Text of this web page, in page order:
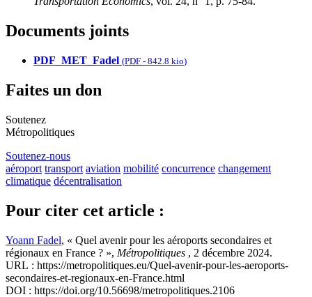
Documents joints
PDF_MET_Fadel (PDF - 842.8 kio)
Faites un don
Soutenez
Métropolitiques
Soutenez-nous
aéroport transport aviation mobilité concurrence changement
climatique décentralisation
Pour citer cet article :
Yoann Fadel, « Quel avenir pour les aéroports secondaires et
régionaux en France ? », Métropolitiques , 2 décembre 2024.
URL : https://metropolitiques.eu/Quel-avenir-pour-les-aeroports-
secondaires-et-regionaux-en-France.html
DOI : https://doi.org/10.56698/metropolitiques.2106